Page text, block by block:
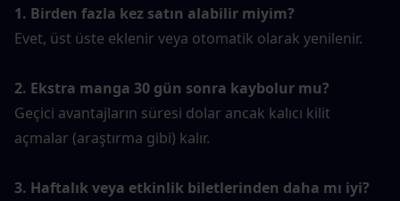
1. Birden fazla kez satın alabilir miyim?
Evet, üst üste eklenir veya otomatik olarak yenilenir.
2. Ekstra manga 30 gün sonra kaybolur mu?
Geçici avantajların süresi dolar ancak kalıcı kilit
açmalar (araştırma gibi) kalır.
3. Haftalık veya etkinlik biletlerinden daha mı iyi?